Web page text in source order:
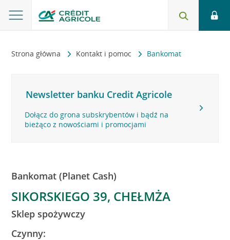
Strona główna Kontakt i pomoc Bankomat
Newsletter banku Credit Agricole
Dołącz do grona subskrybentów i bądź na
bieżąco z nowościami i promocjami
Bankomat (Planet Cash)
SIKORSKIEGO 39, CHEŁMŻA
Sklep spożywczy
Czynny: